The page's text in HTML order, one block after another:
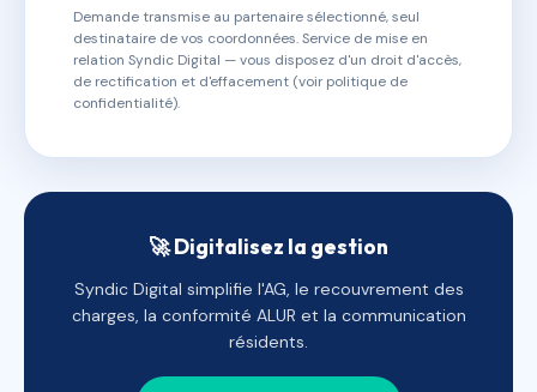
Demande transmise au partenaire sélectionné, seul
destinataire de vos coordonnées. Service de mise en
relation Syndic Digital — vous disposez d'un droit d'accès,
de rectification et d'effacement (voir politique de
confidentialité).
🚀 Digitalisez la gestion
Syndic Digital simplifie l'AG, le recouvrement des
charges, la conformité ALUR et la communication
résidents.